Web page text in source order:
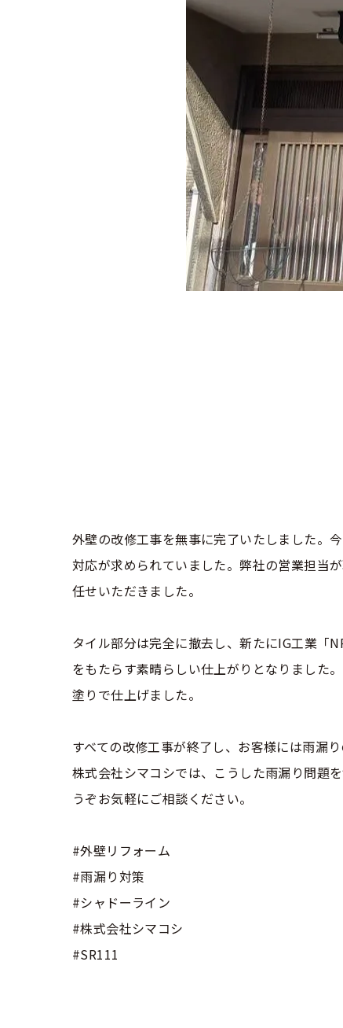
外壁の改修工事を無事に完了いたしました。
対応が求められていました。弊社の営業担当
任せいただきました。
タイル部分は完全に撤去し、新たにIG工業「
をもたらす素晴らしい仕上がりとなりました
塗りで仕上げました。
すべての改修工事が終了し、お客様には雨漏
株式会社シマコシでは、こうした雨漏り問題
うぞお気軽にご相談ください。
#外壁リフォーム
#雨漏り対策
#シャドーライン
#株式会社シマコシ
#SR111